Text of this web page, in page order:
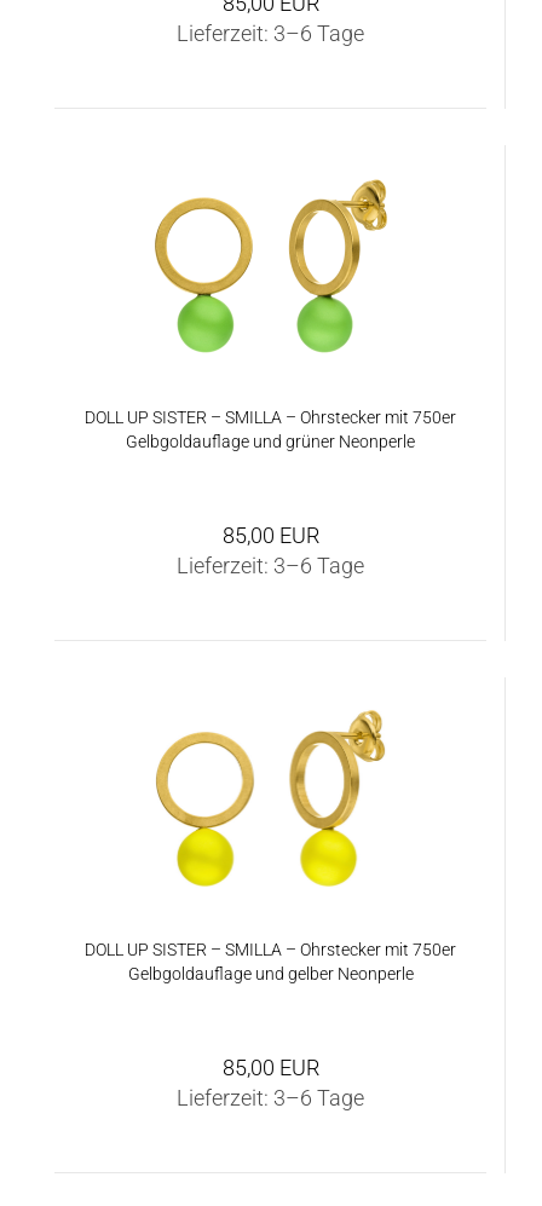
Lieferzeit: 3–6 Tage
DOLL UP SIS­TER – SMIL­LA – Ohr­ste­cker mit 750er
Gelb­gold­auf­la­ge und grü­ner Ne­on­per­le
85,00 EUR
Lieferzeit: 3–6 Tage
DOLL UP SIS­TER – SMIL­LA – Ohr­ste­cker mit 750er
Gelb­gold­auf­la­ge und gel­ber Ne­on­per­le
85,00 EUR
Lieferzeit: 3–6 Tage